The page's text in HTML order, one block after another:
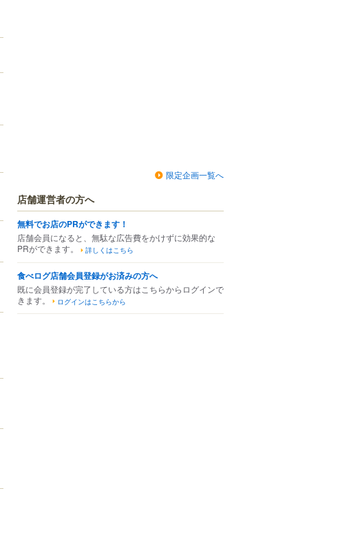
限定企画一覧へ
店舗運営者の方へ
無料でお店のPRができます！
店舗会員になると、無駄な広告費をかけずに効果的な
PRができます。
詳しくはこちら
食べログ店舗会員登録がお済みの方へ
既に会員登録が完了している方はこちらからログインで
きます。
ログインはこちらから